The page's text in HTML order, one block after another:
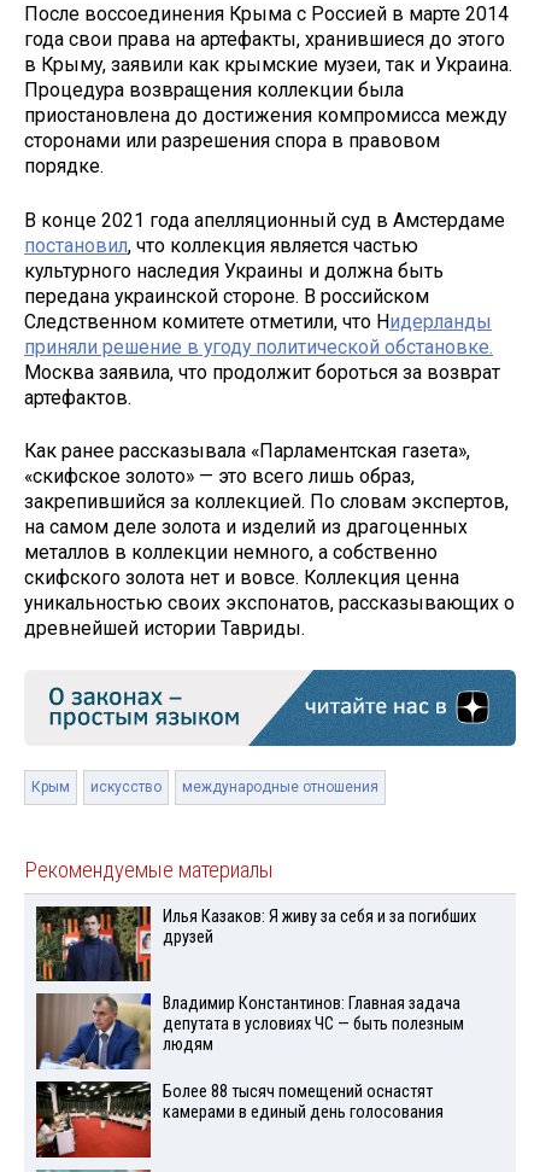
После воссоединения Крыма с Россией в марте 2014
года свои права на артефакты, хранившиеся до этого
в Крыму, заявили как крымские музеи, так и Украина.
Процедура возвращения коллекции была
приостановлена до достижения компромисса между
сторонами или разрешения спора в правовом
порядке.
В конце 2021 года апелляционный суд в Амстердаме
постановил, что коллекция является частью
культурного наследия Украины и должна быть
передана украинской стороне. В российском
Следственном комитете отметили, что Нидерланды
приняли решение в угоду политической обстановке.
Москва заявила, что продолжит бороться за возврат
артефактов.
Как ранее рассказывала «Парламентская газета»,
«скифское золото» — это всего лишь образ,
закрепившийся за коллекцией. По словам экспертов,
на самом деле золота и изделий из драгоценных
металлов в коллекции немного, а собственно
скифского золота нет и вовсе. Коллекция ценна
уникальностью своих экспонатов, рассказывающих о
древнейшей истории Тавриды.
Крым искусство международные отношения
Рекомендуемые материалы
Илья Казаков: Я живу за себя и за погибших
друзей
Владимир Константинов: Главная задача
депутата в условиях ЧС — быть полезным
людям
Более 88 тысяч помещений оснастят
камерами в единый день голосования